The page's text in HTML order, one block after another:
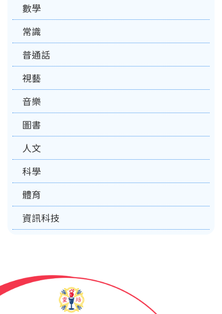
數學
常識
普通話
視藝
音樂
圖書
人文
科學
體育
資訊科技